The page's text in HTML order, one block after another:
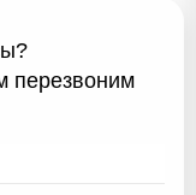
перезвоним